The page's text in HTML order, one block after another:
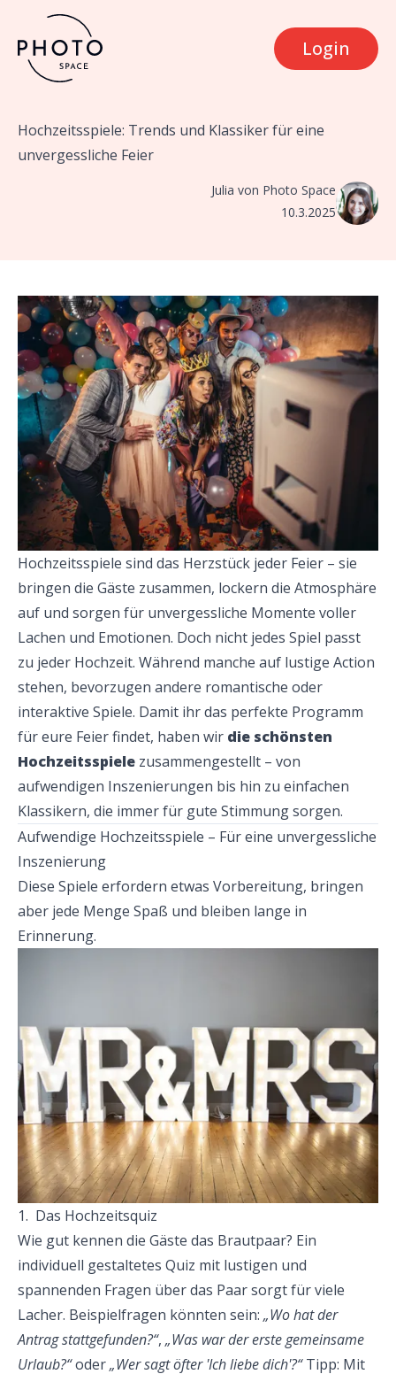
Login
Hochzeitsspiele: Trends und Klassiker für eine
unvergessliche Feier
Julia von Photo Space
10.3.2025
Hochzeitsspiele sind das Herzstück jeder Feier – sie
bringen die Gäste zusammen, lockern die Atmosphäre
auf und sorgen für unvergessliche Momente voller
Lachen und Emotionen. Doch nicht jedes Spiel passt
zu jeder Hochzeit. Während manche auf lustige Action
stehen, bevorzugen andere romantische oder
interaktive Spiele. Damit ihr das perfekte Programm
für eure Feier findet, haben wir die schönsten
Hochzeitsspiele zusammengestellt – von
aufwendigen Inszenierungen bis hin zu einfachen
Klassikern, die immer für gute Stimmung sorgen.
Aufwendige Hochzeitsspiele – Für eine unvergessliche
Inszenierung
Diese Spiele erfordern etwas Vorbereitung, bringen
aber jede Menge Spaß und bleiben lange in
Erinnerung.
1.  Das Hochzeitsquiz
Wie gut kennen die Gäste das Brautpaar? Ein
individuell gestaltetes Quiz mit lustigen und
spannenden Fragen über das Paar sorgt für viele
Lacher. Beispielfragen könnten sein: „Wo hat der
Antrag stattgefunden?“, „Was war der erste gemeinsame
Urlaub?“ oder „Wer sagt öfter 'Ich liebe dich'?“ Tipp: Mit